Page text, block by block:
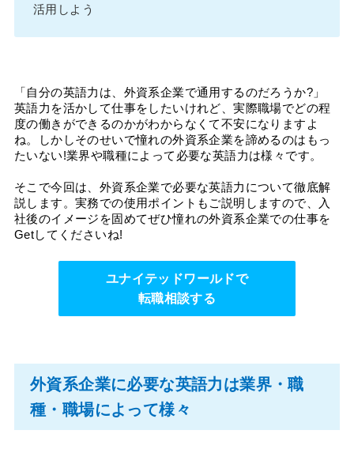
活用しよう
「自分の英語力は、外資系企業で通用するのだろうか?」
英語力を活かして仕事をしたいけれど、実際職場でどの程
度の働きができるのかがわからなくて不安になりますよ
ね。しかしそのせいで憧れの外資系企業を諦めるのはもっ
たいない!業界や職種によって必要な英語力は様々です。
そこで今回は、外資系企業で必要な英語力について徹底解
説します。実務での使用ポイントもご説明しますので、入
社後のイメージを固めてぜひ憧れの外資系企業での仕事を
Getしてくださいね!
ユナイテッドワールドで
転職相談する
外資系企業に必要な英語力は業界・職
種・職場によって様々